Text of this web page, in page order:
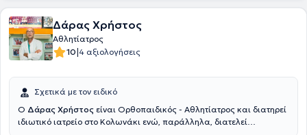
επιστήμης του.
Δάρας Χρήστος
Αθλητίατρος
10|4 αξιολογήσεις
Σχετικά με τον ειδικό
Ο Δάρας Χρήστος είναι Ορθοπαιδικός - Αθλητίατρος και διατηρεί
ιδιωτικό ιατρείο στο Κολωνάκι ενώ, παράλληλα, διατελεί